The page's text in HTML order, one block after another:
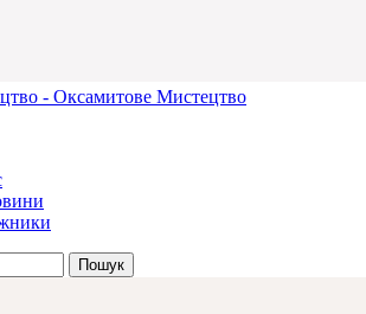
- Оксамитове Мистецтво